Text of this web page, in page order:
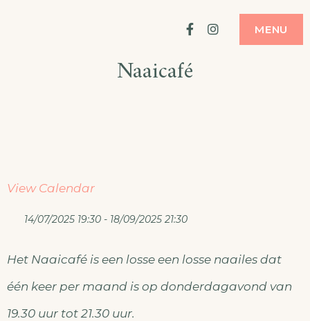
FacebookInstagram
MENU
Naaicafé
View Calendar
14/07/2025 19:30 - 18/09/2025 21:30
Het Naaicafé is een losse een losse naailes dat
één keer per maand is op donderdagavond van
19.30 uur tot 21.30 uur.